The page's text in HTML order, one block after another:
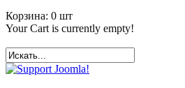
Корзина: 0 шт
Your Cart is currently empty!